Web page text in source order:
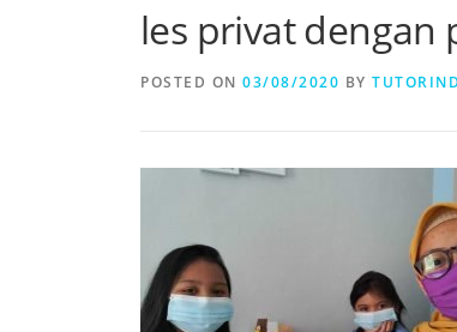
les privat dengan
POSTED ON 03/08/2020 BY